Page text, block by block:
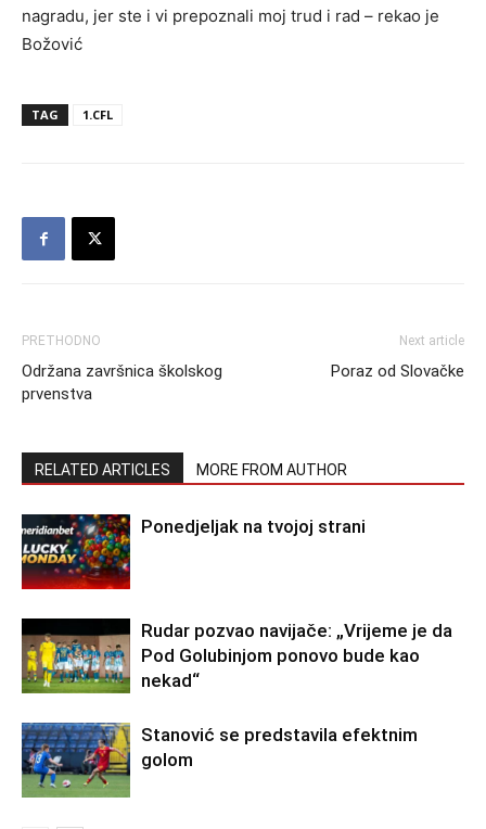
nagradu, jer ste i vi prepoznali moj trud i rad – rekao je
Božović
TAG 1.CFL
PRETHODNO
Održana završnica školskog
prvenstva
Next article
Poraz od Slovačke
RELATED ARTICLES MORE FROM AUTHOR
Ponedjeljak na tvojoj strani
Rudar pozvao navijače: „Vrijeme je da
Pod Golubinjom ponovo bude kao
nekad“
Stanović se predstavila efektnim
golom